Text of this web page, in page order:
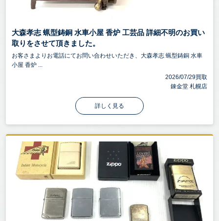
大森孝志 蝋型鋳銅 水車小屋 香炉 工芸品 詳細不明のお買い
取りをさせて頂きました。
お客さまよりお電話にてお問い合わせいただき、大森孝志 蝋型鋳銅 水車
小屋 香炉 ...
2026/07/29買取
錬金堂 札幌店
詳しく見る